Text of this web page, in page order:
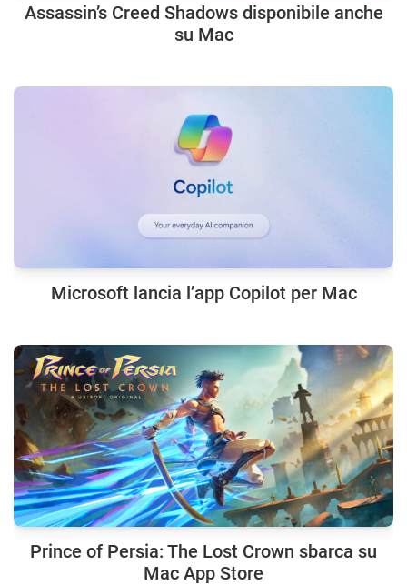
Assassin’s Creed Shadows disponibile anche
su Mac
Microsoft lancia l’app Copilot per Mac
Prince of Persia: The Lost Crown sbarca su
Mac App Store